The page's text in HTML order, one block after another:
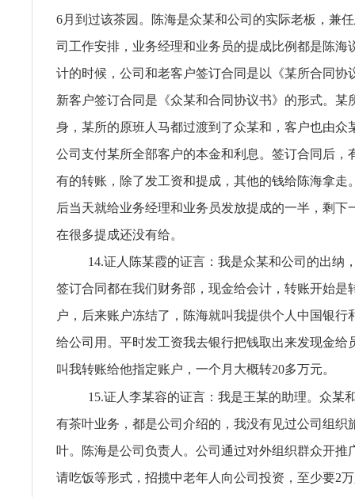
6月到过该茶园。陈海是众某和公司的实际老板，兼
司工作安排，业务经理和业务员的提成比例都是陈海
计的时候，公司和老客户签订合同是以《某所合同协
新客户签订合同是《众某和合同协议书》的形式。某
身，某所的原班人马都过渡到了众某和，客户也由众
公司支付某所全部客户的本金和利息。签订合同后，
有的转账，除了发工资和提成，其他的钱给陈海拿走
后当天就给业务经理和业务员发放提成的一半，剩下
在很多提成还没有给。
14.证人陈某霞的证言：我是众某和公司的出纳
签订合同都在我们财务部，现金给会计，转账开始是
户，后来账户冻结了，陈海就叫我提供个人中国银行
给公司用。平时发工资我去银行把钱取出来发现金给
叫我转账给他指定账户，一个月大概转20多万元。
15.证人李某容的证言：我是王某的助理。众某
有茶叶业务，都是公司介绍的，我没有见过公司组织
叶。陈海是公司负责人。公司通过对外组织群众开推
请吃饭等形式，招揽中老年人向公司投资，至少要2